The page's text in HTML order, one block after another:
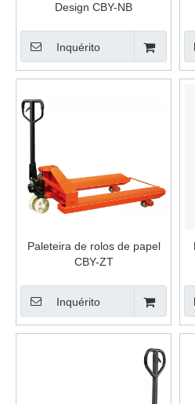
Design CBY-NB
Inquérito
Paleteira de rolos de papel
CBY-ZT
Inquérito